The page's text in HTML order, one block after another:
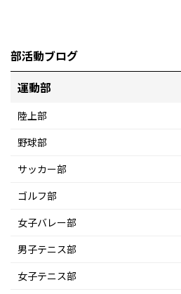
部活動ブログ
運動部
陸上部
野球部
サッカー部
ゴルフ部
女子バレー部
男子テニス部
女子テニス部